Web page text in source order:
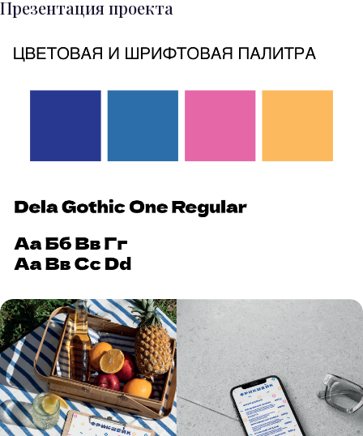
Презентация проекта